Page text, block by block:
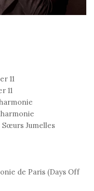
11
11
Jumelles
de Paris (Days Off